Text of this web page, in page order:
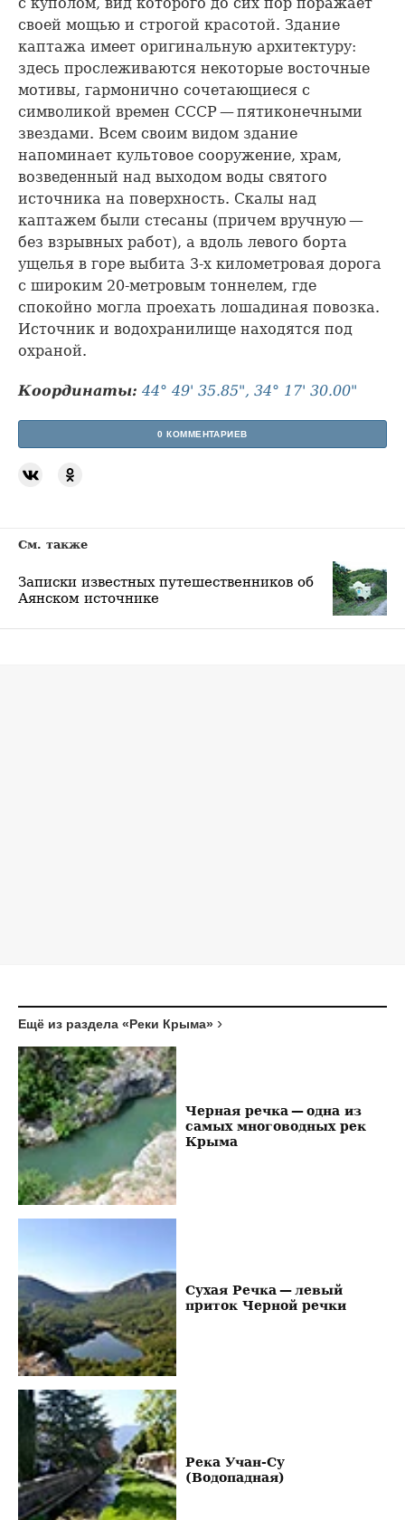
своей мощью и строгой красотой. Здание
каптажа имеет оригинальную архитектуру:
здесь прослеживаются некоторые восточные
мотивы, гармонично сочетающиеся с
символикой времен СССР — пятиконечными
звездами. Всем своим видом здание
напоминает культовое сооружение, храм,
возведенный над выходом воды святого
источника на поверхность. Скалы над
каптажем были стесаны (причем вручную —
без взрывных работ), а вдоль левого борта
ущелья в горе выбита 3-х километровая дорога
с широким 20-метровым тоннелем, где
спокойно могла проехать лошадиная повозка.
Источник и водохранилище находятся под
охраной.
Координаты: 44° 49' 35.85", 34° 17' 30.00"
0 КОММЕНТАРИЕВ
См. также
Записки известных путешественников об
Аянском источнике
Ещё из раздела «Реки Крыма»
Черная речка — одна из
самых многоводных рек
Крыма
Сухая Речка — левый
приток Черной речки
Река Учан-Су
(Водопадная)